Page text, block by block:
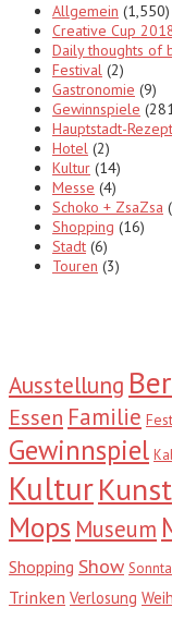
Allgemein (1,550)
Creative Cup
Daily thoughts of
Festival (2)
Gastronomie (9)
Gewinnspiele
Hauptstadt-
Hotel (2)
Kultur (14)
Messe (4)
Schoko + ZsaZsa
Shopping (16)
Stadt (6)
Touren (3)
Ausstellung
Essen Familie Fest
Gewinnspiel
KulturKunst
Mops Museum
Shopping Show
Trinken Verlosung